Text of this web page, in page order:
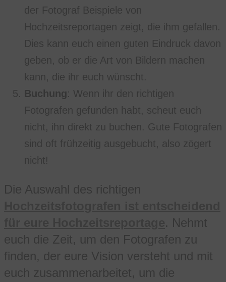
der Fotograf Beispiele von
Hochzeitsreportagen zeigt, die ihm gefallen.
Dies kann euch einen guten Eindruck davon
geben, ob er die Art von Bildern machen
kann, die ihr euch wünscht.
Buchung: Wenn ihr den richtigen
Fotografen gefunden habt, scheut euch
nicht, ihn direkt zu buchen. Gute Fotografen
sind oft frühzeitig ausgebucht, also zögert
nicht!
Die Auswahl des richtigen
. Nehmt
euch die Zeit, um den Fotografen zu
finden, der eure Vision versteht und mit
euch zusammenarbeitet, um die